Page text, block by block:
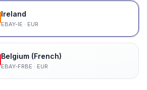
Ireland
EBAY-IE · EUR
Belgium (French)
EBAY-FRBE · EUR